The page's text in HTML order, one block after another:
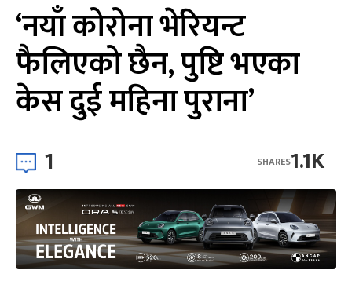
‘नयाँ कोरोना भेरियन्ट
फैलिएको छैन, पुष्टि भएका
केस दुई महिना पुराना’
1 1.1K
SHARES